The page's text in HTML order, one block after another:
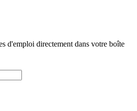
d'emploi directement dans votre boîte